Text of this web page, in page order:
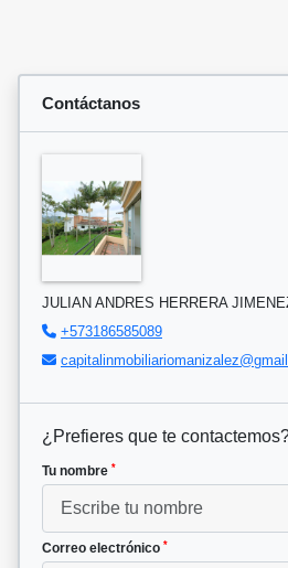
Contáctanos
JULIAN ANDRES HERRERA
+573186585089
¿Prefieres que te
Tu nombre *
Correo electrónico *